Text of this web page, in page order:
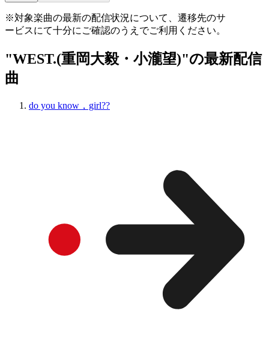
※対象楽曲の最新の配信状況について、遷移先のサ
ービスにて十分にご確認のうえでご利用ください。
"WEST.(重岡大毅・小瀧望)"の最新配信
曲
do you know，girl??